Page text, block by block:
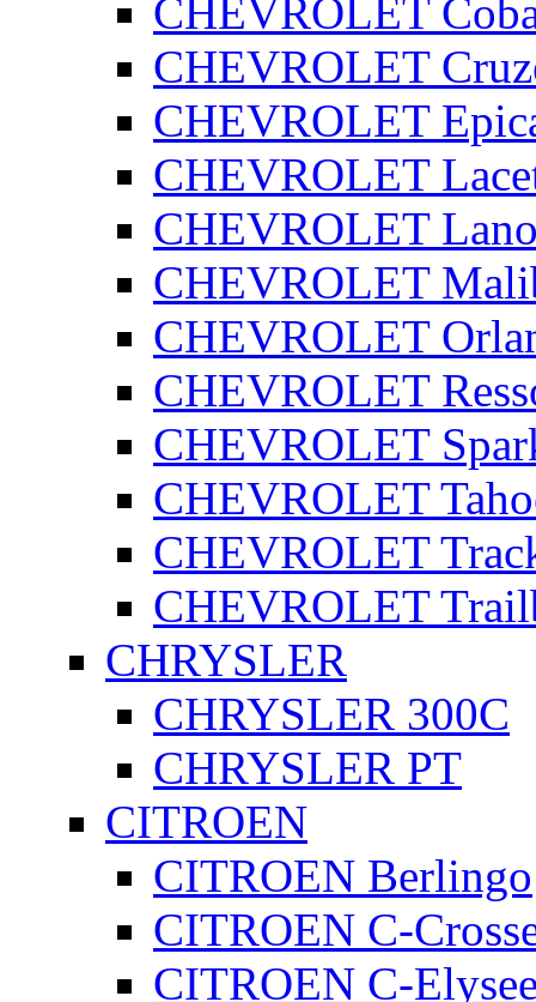
CHEVROLET
CHEVROLET
CHEVROLET
CHEVROLET
CHEVROLET
CHEVROLET
CHEVROLET
CHEVROLET
CHEVROLET
CHEVROLET
CHEVROLET
CHEVROLET
CHRYSLER
CHRYSLER 300C
CHRYSLER PT
CITROEN
CITROEN Berlingo
CITROEN C-
CITROEN C-